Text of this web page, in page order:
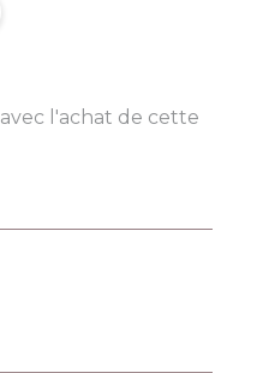
avec l'achat de cette